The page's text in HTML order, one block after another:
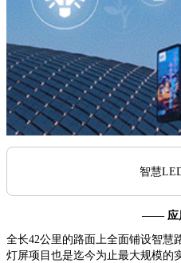
智慧
——
全长42公里的路面上全面铺设智慧
灯屏项目也是迄今为止最大规模的